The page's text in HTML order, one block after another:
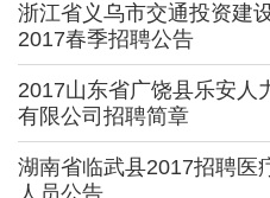
浙江省义乌市交通投资建
2017春季招聘公告
2017山东省广饶县乐安人
有限公司招聘简章
湖南省临武县2017招聘医
人员公告